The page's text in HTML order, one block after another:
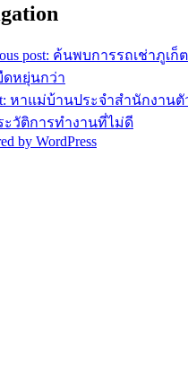
post: ค้นพบการรถเช่าภูเก็
หยุ่นกว่า
หาแม่บ้านประจำสำนักงาน
วัติการทำงานที่ไม่ดี
by WordPress